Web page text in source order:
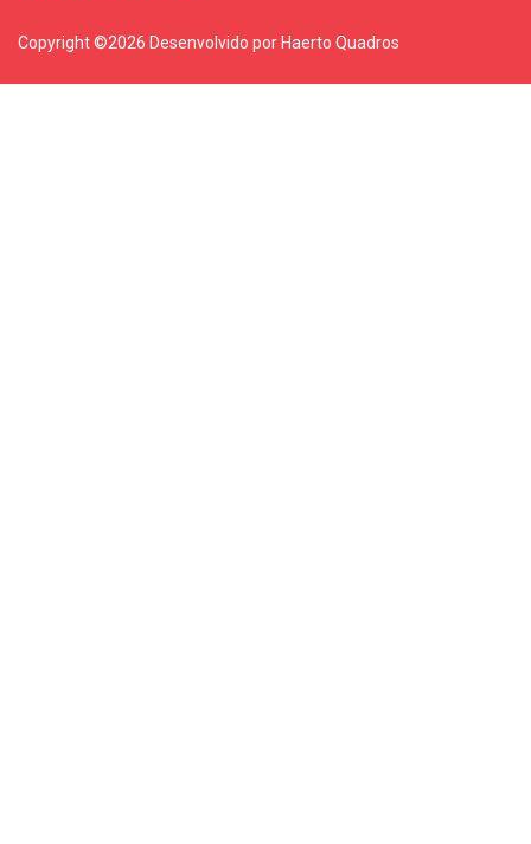
Copyright ©2026 Desenvolvido por Haerto Quadros